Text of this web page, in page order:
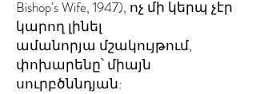
Bishop's Wife, 1947), ոչ մի կերպ չէր
կարող լինել
ամանորյա մշակույթում,
փոխարենը՝ միայն
սուրբծննդյան: